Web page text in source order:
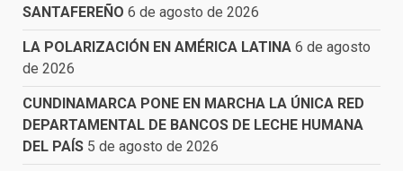
SANTAFEREÑO 6 de agosto de 2026
LA POLARIZACIÓN EN AMÉRICA LATINA 6 de agosto
de 2026
CUNDINAMARCA PONE EN MARCHA LA ÚNICA RED
DEPARTAMENTAL DE BANCOS DE LECHE HUMANA
DEL PAÍS 5 de agosto de 2026